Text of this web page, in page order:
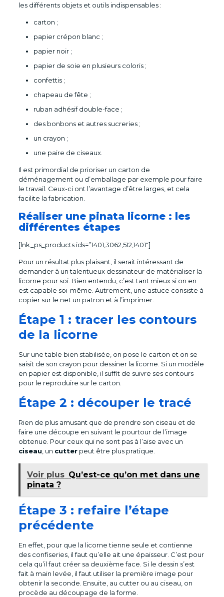
les différents objets et outils indispensables :
carton ;
papier crépon blanc ;
papier noir ;
papier de soie en plusieurs coloris ;
confettis ;
chapeau de fête ;
ruban adhésif double-face ;
des bonbons et autres sucreries ;
un crayon ;
une paire de ciseaux.
Il est primordial de prioriser un carton de
déménagement ou d’emballage par exemple pour faire
le travail. Ceux-ci ont l’avantage d’être larges, et cela
facilite la fabrication.
Réaliser une pinata licorne : les
différentes étapes
[lnk_ps_products ids=”1401,3062,512,1401″]
Pour un résultat plus plaisant, il serait intéressant de
demander à un talentueux dessinateur de matérialiser la
licorne pour soi. Bien entendu, c’est tant mieux si on en
est capable soi-même. Autrement, une astuce consiste à
copier sur le net un patron et à l’imprimer.
Étape 1 : tracer les contours
de la licorne
Sur une table bien stabilisée, on pose le carton et on se
saisit de son crayon pour dessiner la licorne. Si un modèle
en papier est disponible, il suffit de suivre ses contours
pour le reproduire sur le carton.
Étape 2 : découper le tracé
Rien de plus amusant que de prendre son ciseau et de
faire une découpe en suivant le pourtour de l’image
obtenue. Pour ceux qui ne sont pas à l’aise avec un
ciseau , un cutterpeut être plus pratique.
Voir plus Qu’est-ce qu’on met dans une
pinata ?
Étape 3 : refaire l’étape
précédente
En effet, pour que la licorne tienne seule et contienne
des confiseries, il faut qu’elle ait une épaisseur. C’est pour
cela qu’il faut créer sa deuxième face. Si le dessin s’est
fait à main levée, il faut utiliser la première image pour
obtenir la seconde. Ensuite, au cutter ou au ciseau, on
procède au découpage de la forme.